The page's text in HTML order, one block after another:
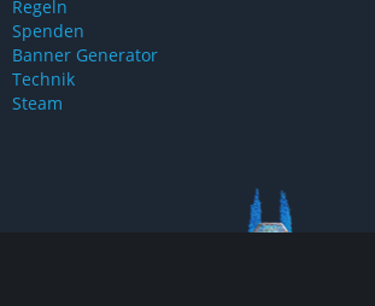
Regeln
Spenden
Banner Generator
Technik
Steam